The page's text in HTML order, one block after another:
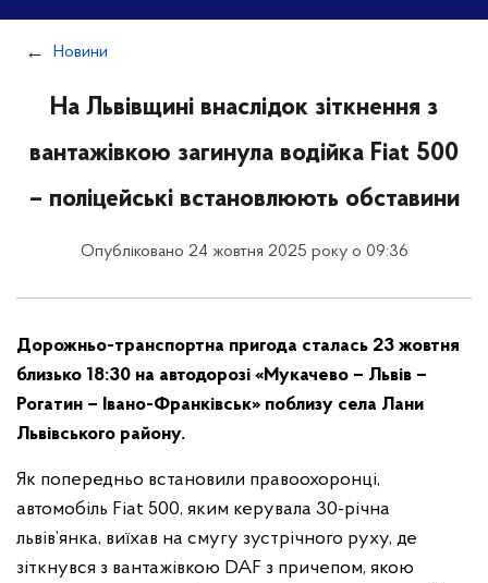
Новини
На Львівщині внаслідок зіткнення з
вантажівкою загинула водійка Fiat 500
– поліцейські встановлюють обставини
Опубліковано 24 жовтня 2025 року о 09:36
Дорожньо-транспортна пригода сталась 23 жовтня
близько 18:30 на автодорозі «Мукачево – Львів –
Рогатин – Івано-Франківськ» поблизу села Лани
Львівського району.
Як попередньо встановили правоохоронці,
автомобіль Fiat 500, яким керувала 30-річна
львів’янка, виїхав на смугу зустрічного руху, де
зіткнувся з вантажівкою DAF з причепом, якою